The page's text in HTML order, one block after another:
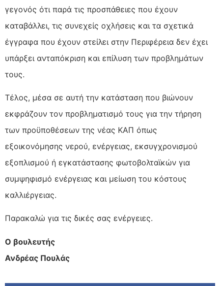
γεγονός ότι παρά τις προσπάθειες που έχουν
καταβάλλει, τις συνεχείς οχλήσεις και τα σχετικά
έγγραφα που έχουν στείλει στην Περιφέρεια δεν έχει
υπάρξει ανταπόκριση και επίλυση των προβλημάτων
τους.
Τέλος, μέσα σε αυτή την κατάσταση που βιώνουν
εκφράζουν τον προβληματισμό τους για την τήρηση
των προϋποθέσεων της νέας ΚΑΠ όπως
εξοικονόμησης νερού, ενέργειας, εκσυγχρονισμού
εξοπλισμού ή εγκατάστασης φωτοβολταϊκών για
συμψηφισμό ενέργειας και μείωση του κόστους
καλλιέργειας.
Παρακαλώ για τις δικές σας ενέργειες.
Ο βουλευτής
Ανδρέας Πουλάς